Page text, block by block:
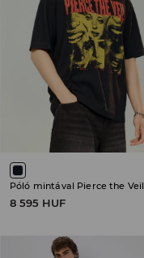
Póló mintával Pierce the Veil
8 595 HUF